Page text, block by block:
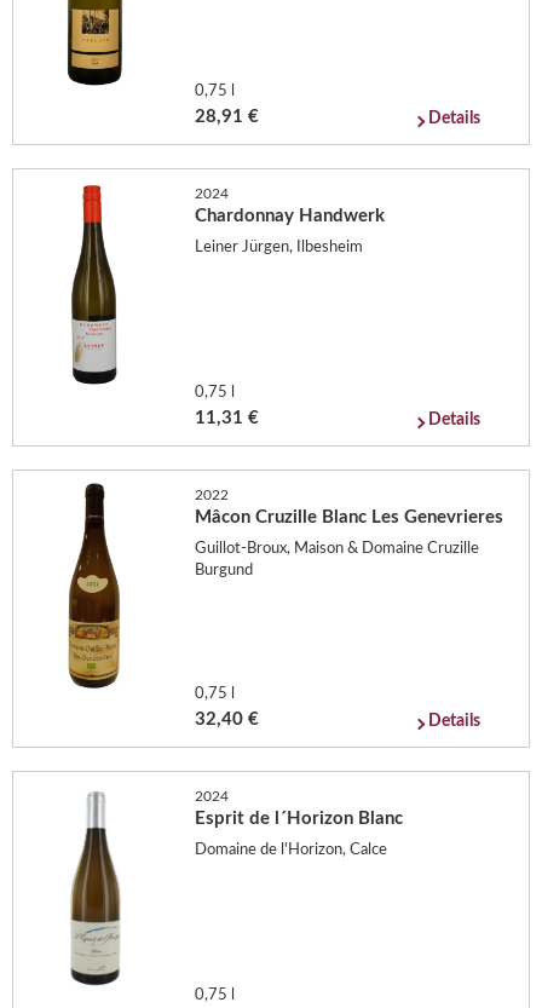
0,75 l
28,91 € Details
2024
Chardonnay Handwerk
Leiner Jürgen, Ilbesheim
0,75 l
11,31 € Details
2022
Mâcon Cruzille Blanc Les Genevrieres
Guillot-Broux, Maison & Domaine Cruzille
Burgund
0,75 l
32,40 € Details
2024
Esprit de l´Horizon Blanc
Domaine de l'Horizon, Calce
0,75 l